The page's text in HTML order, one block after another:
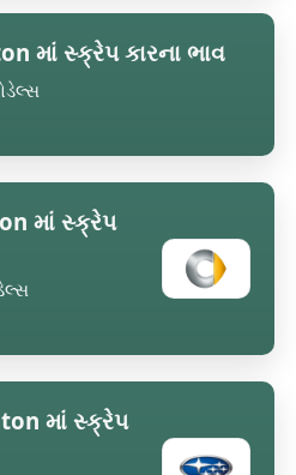
માં સ્ક્રેપ કારના ભાવ
માં સ્ક્રેપ
માં સ્ક્રેપ